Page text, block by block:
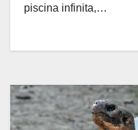
piscina infinita,…